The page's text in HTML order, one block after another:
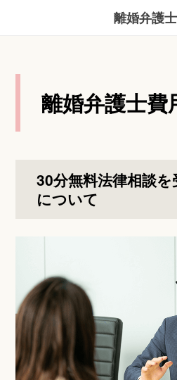
離婚弁護
離婚弁護士費
30分無料法律相談
について